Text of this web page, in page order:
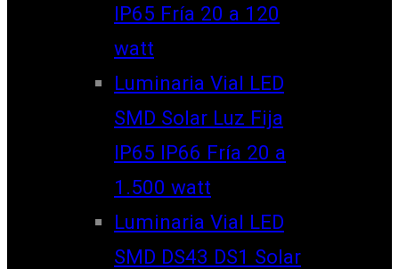
IP65 Fría 20 a 120
watt
Luminaria Vial LED
SMD Solar Luz Fija
IP65 IP66 Fría 20 a
1.500 watt
Luminaria Vial LED
SMD DS43 DS1 Solar